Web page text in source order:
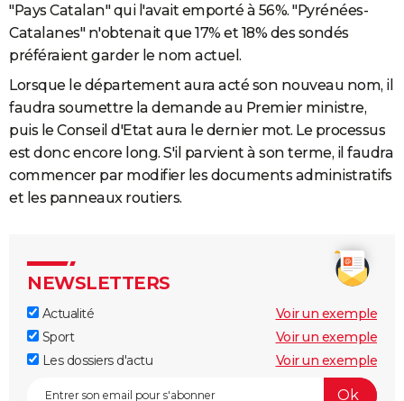
"Pays Catalan" qui l'avait emporté à 56%. "Pyrénées-
Catalanes" n'obtenait que 17% et 18% des sondés
préféraient garder le nom actuel.
Lorsque le département aura acté son nouveau nom, il
faudra soumettre la demande au Premier ministre,
puis le Conseil d'Etat aura le dernier mot. Le processus
est donc encore long. S'il parvient à son terme, il faudra
commencer par modifier les documents administratifs
et les panneaux routiers.
NEWSLETTERS
Actualité
Voir un exemple
Sport
Voir un exemple
Les dossiers d'actu
Voir un exemple